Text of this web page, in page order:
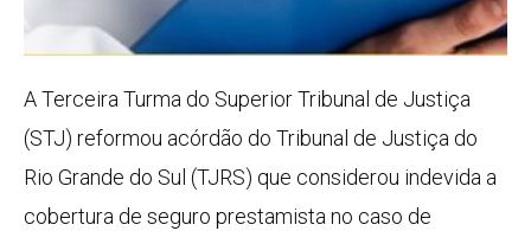
A Terceira Turma do Superior Tribunal de Justiça
(STJ) reformou acórdão do Tribunal de Justiça do
Rio Grande do Sul (TJRS) que considerou indevida a
cobertura de seguro prestamista no caso de